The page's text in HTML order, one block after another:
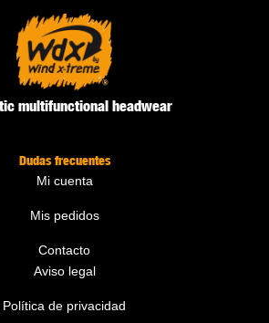
multifunctional headwear
Dudas frecuentes
Mi cuenta
Mis pedidos
Contacto
Aviso legal
Política de privacidad